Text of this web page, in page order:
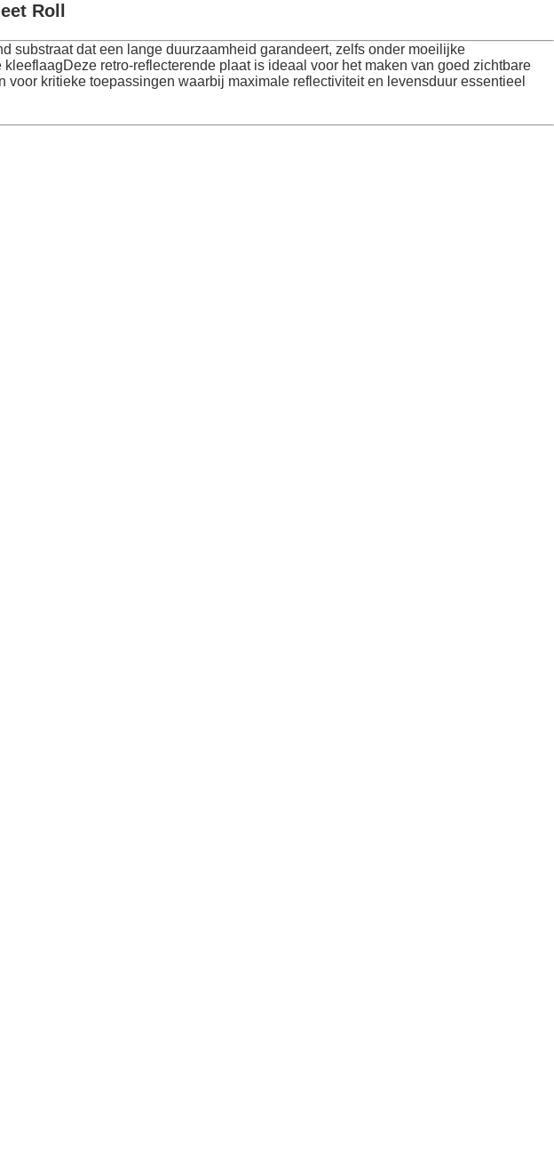
Roll
substraat dat een lange duurzaamheid garandeert, zelfs onder moeilijke
retro-reflecterende plaat is ideaal voor het maken van goed zichtbare
kritieke toepassingen waarbij maximale reflectiviteit en levensduur essentieel